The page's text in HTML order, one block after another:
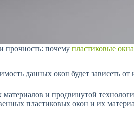
прочность: почему пластиковые окна
данных окон будет зависеть
и продвинутой
пластиковых окон и их